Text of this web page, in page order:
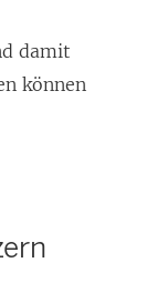
damit
können